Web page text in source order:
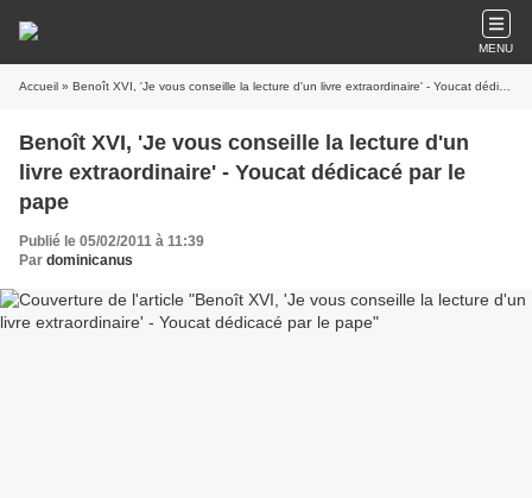
MENU
Accueil » Benoît XVI, 'Je vous conseille la lecture d'un livre extraordinaire' - Youcat dédicacé par le pape
Benoît XVI, 'Je vous conseille la lecture d'un
livre extraordinaire' - Youcat dédicacé par le
pape
Publié le 05/02/2011 à 11:39
Par dominicanus